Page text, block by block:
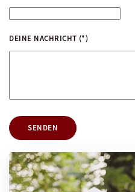
DEINE NACHRICHT (*)
SENDEN